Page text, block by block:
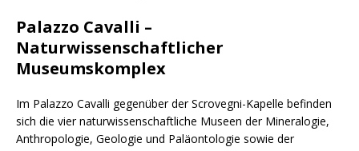
Palazzo Cavalli –
Naturwissenschaftlicher
Museumskomplex
Im Palazzo Cavalli gegenüber der Scrovegni-Kapelle befinden
sich die vier naturwissenschaftliche Museen der Mineralogie,
Anthropologie, Geologie und Paläontologie sowie der